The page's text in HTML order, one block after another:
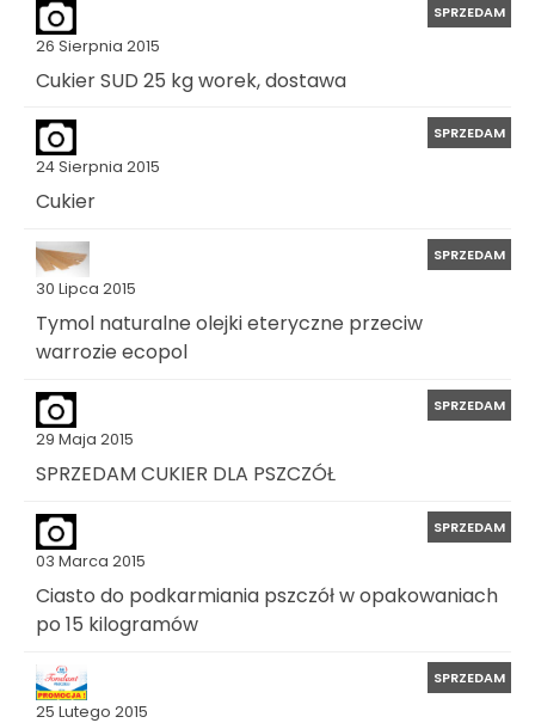
26 Sierpnia 2015
SPRZEDAM
Cukier SUD 25 kg worek, dostawa
24 Sierpnia 2015
SPRZEDAM
Cukier
30 Lipca 2015
SPRZEDAM
Tymol naturalne olejki eteryczne przeciw
warrozie ecopol
29 Maja 2015
SPRZEDAM
SPRZEDAM CUKIER DLA PSZCZÓŁ
03 Marca 2015
SPRZEDAM
Ciasto do podkarmiania pszczół w opakowaniach
po 15 kilogramów
25 Lutego 2015
SPRZEDAM